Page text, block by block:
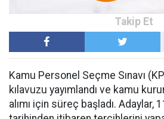
Kamu Personel Seçme Sınavı
kılavuzu yayımlandı ve kamu
alımı için süreç başladı. Adaylar,